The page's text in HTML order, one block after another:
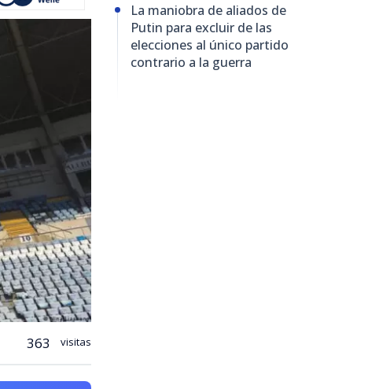
363 visitas
La maniobra de aliados de
Putin para excluir de las
elecciones al único partido
contrario a la guerra